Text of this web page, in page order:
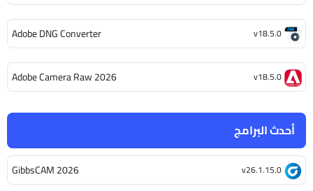
أحدث البرامج
GibbsCAM 2026 v26.1.15.0
Adobe DNG Converter v18.5.0
Adobe Camera Raw 2026 v18.5.0